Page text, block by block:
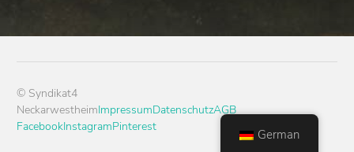
© Syndikat4
NeckarwestheimImpressumDatenschutzAGB
FacebookInstagramPinterest
German